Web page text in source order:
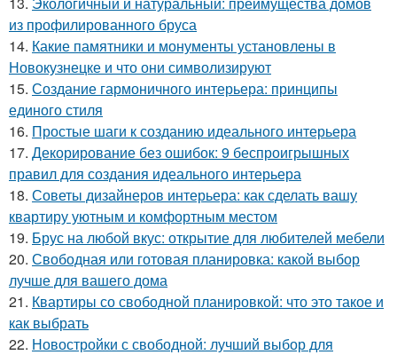
из профилированного бруса
14. Какие памятники и монументы установлены в
Новокузнецке и что они символизируют
15. Создание гармоничного интерьера: принципы
единого стиля
16. Простые шаги к созданию идеального интерьера
17. Декорирование без ошибок: 9 беспроигрышных
правил для создания идеального интерьера
18. Советы дизайнеров интерьера: как сделать вашу
квартиру уютным и комфортным местом
19. Брус на любой вкус: открытие для любителей мебели
20. Свободная или готовая планировка: какой выбор
лучше для вашего дома
21. Квартиры со свободной планировкой: что это такое и
как выбрать
22. Новостройки с свободной: лучший выбор для